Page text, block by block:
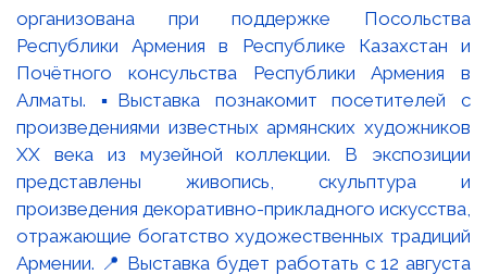
организована при поддержке Посольства
Республики Армения в Республике Казахстан и
Почётного консульства Республики Армения в
Алматы. ▪️Выставка познакомит посетителей с
произведениями известных армянских художников
XX века из музейной коллекции. В экспозиции
представлены живопись, скульптура и
произведения декоративно-прикладного искусства,
отражающие богатство художественных традиций
Армении. 📍 Выставка будет работать с 12 августа